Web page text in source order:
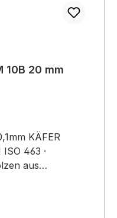
10B 20 mm
KÄFER
463 ·
aus